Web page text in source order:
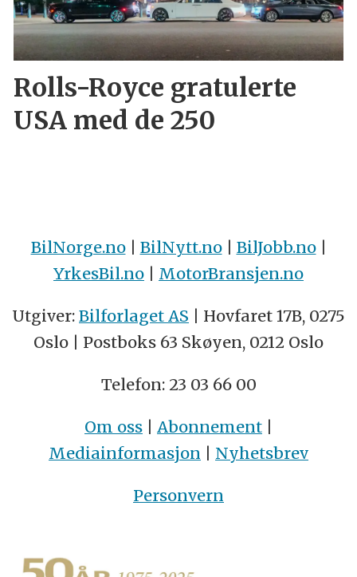
Rolls-Royce gratulerte
USA med de 250
BilNorge.no| BilNytt.no| BilJobb.no|
YrkesBil.no | MotorBransjen.no
Utgiver: Bilforlaget AS | Hovfaret 17B, 0275
Oslo | Postboks 63 Skøyen, 0212 Oslo
Telefon: 23 03 66 00
Om oss | Abonnement |
Mediainformasjon | Nyhetsbrev
Personvern